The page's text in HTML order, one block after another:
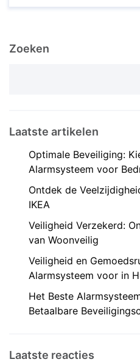
en efficiëntere
controle, comfort en
Zoeken
Laatste artikelen
Optimale Beveiliging:
Alarmsysteem voor
Ontdek de
IKEA
Veiligheid Verzekerd:
van Woonveilig
Veiligheid en
Alarmsysteem voor in
Het Beste
Betaalbare
Laatste reacties